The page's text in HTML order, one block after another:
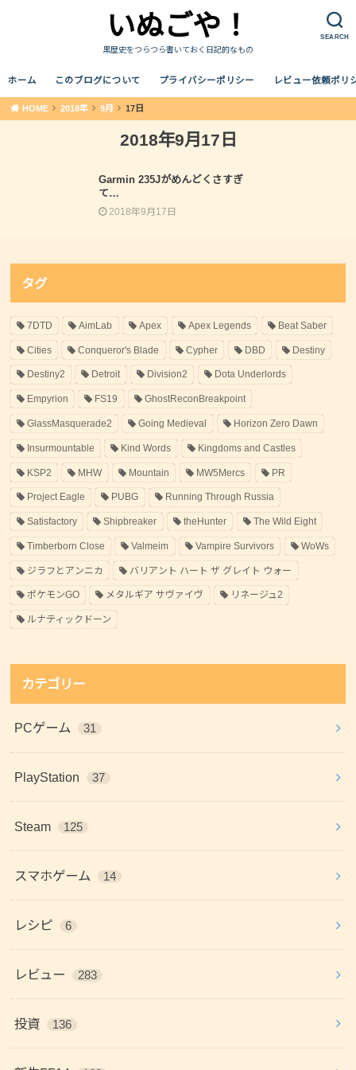
SEARCH
いぬごや！
黒歴史をつらつら書いておく日記的なもの
ホーム このブログについて プライバシーポリシー レビュー依頼ポリ
HOME 2018年 9月 17日
2018年9月17日
雑記
Garmin 235Jがめんどくさすぎ
て…
2018年9月17日
タグ
7DTD AimLab Apex Apex Legends Beat Saber
Cities Conqueror's Blade Cypher DBD Destiny
Destiny2 Detroit Division2 Dota Underlords
Empyrion FS19 GhostReconBreakpoint
GlassMasquerade2 Going Medieval Horizon Zero Dawn
Insurmountable Kind Words Kingdoms and Castles
KSP2 MHW Mountain MW5Mercs PR
Project Eagle PUBG Running Through Russia
Satisfactory Shipbreaker theHunter The Wild Eight
Timberborn Close Valmeim Vampire Survivors WoWs
ジラフとアンニカ バリアント ハート ザ グレイト ウォー
ポケモンGO メタルギア サヴァイヴ リネージュ2
ルナティックドーン
カテゴリー
PCゲーム 31
PlayStation 37
Steam 125
スマホゲーム 14
レシピ 6
レビュー 283
投資 136